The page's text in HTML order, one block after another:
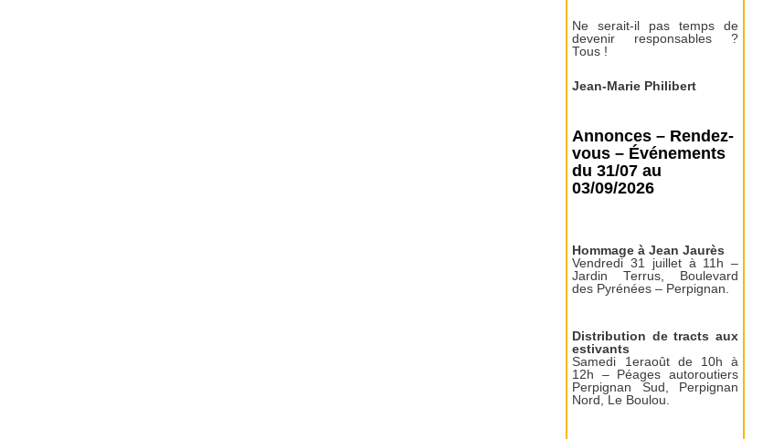
Ne serait-il pas temps de
devenir responsables ?
Tous !
Jean-Marie Philibert
Annonces – Rendez-
vous – Événements
du 31/07 au
03/09/2026
Hommage à Jean Jaurès
Vendredi 31 juillet à 11h –
Jardin Terrus, Boulevard
des Pyrénées – Perpignan.
Distribution de tracts aux
estivants
Samedi 1eraoût de 10h à
12h – Péages autoroutiers
Perpignan Sud, Perpignan
Nord, Le Boulou.